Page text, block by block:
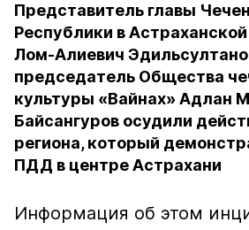
Представитель главы
Республики в
Лом-Алиевич
председатель Общества
культуры «Вайнах» Адлан
Байсангуров осудили
региона, который
ПДД в центре Астрахани
Информация об этом